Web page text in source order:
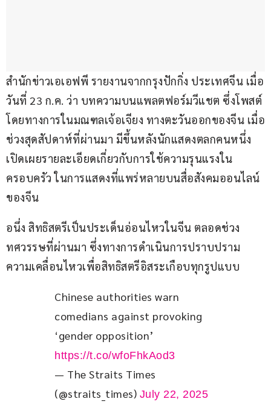
สำนักข่าวเอเอฟพี รายงานจากกรุงปักกิ่ง ประเทศจีน เมื่อ
วันที่ 23 ก.ค. ว่า บทความบนแพลตฟอร์มวีแชต ซึ่งโพสต์
โดยทางการในมณฑลเจ้อเจียง ทางตะวันออกของจีน เมื่อ
ช่วงสุดสัปดาห์ที่ผ่านมา มีขึ้นหลังนักแสดงตลกคนหนึ่ง
เปิดเผยรายละเอียดเกี่ยวกับการใช้ความรุนแรงใน
ครอบครัว ในการแสดงที่แพร่หลายบนสื่อสังคมออนไลน์
ของจีน
อนึ่ง สิทธิสตรีเป็นประเด็นอ่อนไหวในจีน ตลอดช่วง
ทศวรรษที่ผ่านมา ซึ่งทางการดำเนินการปราบปราม
ความเคลื่อนไหวเพื่อสิทธิสตรีอิสระเกือบทุกรูปแบบ
Chinese authorities warn
comedians against provoking
‘gender opposition’
https://t.co/wfoFhkAod3
— The Straits Times
(@straits_times) July 22, 2025